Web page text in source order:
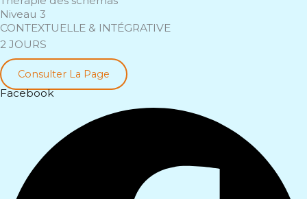
Niveau 3
CONTEXTUELLE & INTÉGRATIVE
2 JOURS
Consulter La Page
Facebook